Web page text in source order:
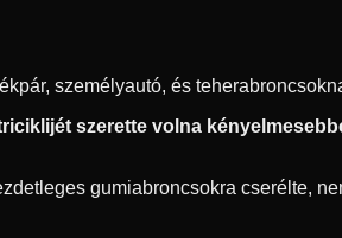
személyautó, és
szerette volna
gumiabroncsokra cserélte,